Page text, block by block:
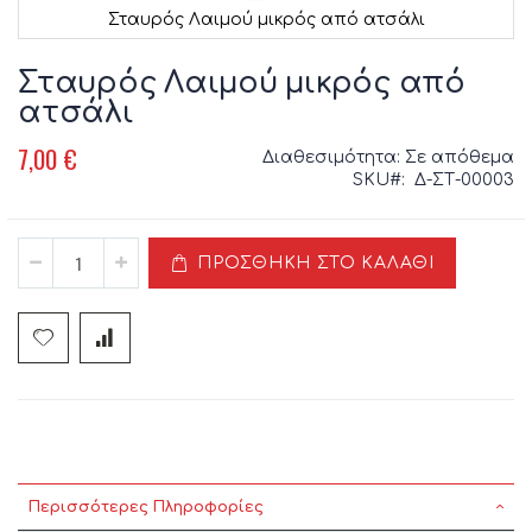
Σταυρός Λαιμού μικρός από ατσάλι
στην
αρχή
της
εικόνων
Σταυρός Λαιμού μικρός από
ατσάλι
7,00 € Διαθεσιμότητα: Σε απόθεμα
SKU
Δ-ΣΤ-00003
ΠΡΟΣΘΉΚΗ ΣΤΟ ΚΑΛΆΘΙ
Περισσότερες Πληροφορίες